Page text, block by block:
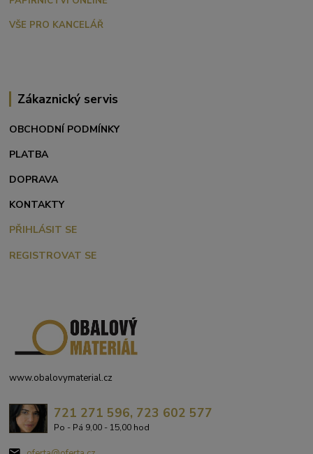
VŠE PRO KANCELÁŘ
Zákaznický servis
OBCHODNÍ PODMÍNKY
PLATBA
DOPRAVA
KONTAKTY
PŘIHLÁSIT SE
REGISTROVAT SE
www.obalovymaterial.cz
721 271 596, 723 602 577
Po - Pá 9,00 - 15,00 hod